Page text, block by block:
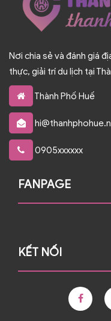
Nơi chia sẻ và đánh giá
thực, giải trí du lịch tại
Thành Phố Huế
0905xxxxxx
FANPAGE
KẾT NỐI